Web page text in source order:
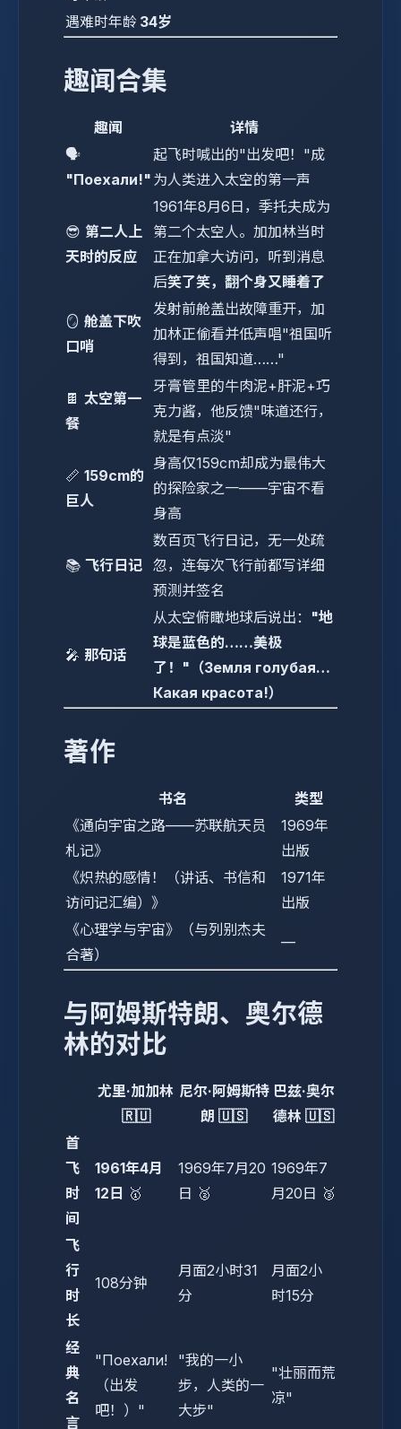
遇难时年龄 34岁
趣闻合集
趣闻
详情
🗣️
"Поехали!"
起飞时喊出的"出发吧！"成
为人类进入太空的第一声
😎 第二人上
天时的反应
1961年8月6日，季托夫成为
第二个太空人。加加林当时
正在加拿大访问，听到消息
后笑了笑，翻个身又睡着了
🪞 舱盖下吹
口哨
发射前舱盖出故障重开，加
加林正偷看并低声唱"祖国听
得到，祖国知道……"
🍫 太空第一
餐
牙膏管里的牛肉泥+肝泥+巧
克力酱，他反馈"味道还行，
就是有点淡"
📏 159cm的
巨人
身高仅159cm却成为最伟大
的探险家之一——宇宙不看
身高
📚 飞行日记
数百页飞行日记，无一处疏
忽，连每次飞行前都写详细
预测并签名
🎤 那句话
从太空俯瞰地球后说出： "地
球是蓝色的……美极
了！"（Земля голубая…
Какая красота!）
著作
书名
类型
《通向宇宙之路——苏联航天员
札记》
1969年
出版
《炽热的感情！（讲话、书信和
访问记汇编）》
1971年
出版
《心理学与宇宙》（与列别杰夫
合著）
—
与阿姆斯特朗、奥尔德
林的对比
尤里·加加林
🇷🇺
尼尔·阿姆斯特
朗 🇺🇸
巴兹·奥尔
德林 🇺🇸
首
飞
时
间
1961年4月
12日 🥇
1969年7月20
日 🥈
1969年7
月20日 🥉
飞
行
时
长
108分钟
月面2小时31
分
月面2小
时15分
经
典
名
言
"Поехали!
（出发
吧！）"
"我的一小
步，人类的一
大步"
"壮丽而荒
凉"